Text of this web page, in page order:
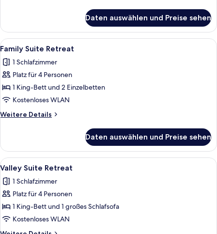
XL
Retreat
Daten auswählen und Preise sehen
Alle
Fotos
für
Family
Suite
Retreat
anzeigen
Ein Hotelzimmer mit einem großen
6
Family Suite Retreat
1 Schlafzimmer
Platz für 4 Personen
1 King-Bett und 2 Einzelbetten
Kostenloses WLAN
Weitere Details
Weitere
Suite
Retreat
Daten auswählen und Preise sehen
Alle
Fotos
für
Valley
Suite
Retreat
anzeigen
Ein modernes Wohnzimmer mit
9
Valley Suite Retreat
1 Schlafzimmer
Platz für 4 Personen
1 King-Bett und 1 großes Schlafsofa
Kostenloses WLAN